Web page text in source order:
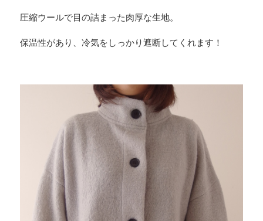
圧縮ウールで目の詰まった肉厚な生地。
保温性があり、冷気をしっかり遮断してくれます！